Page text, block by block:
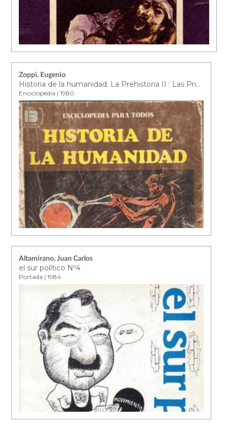
Zoppi, Eugenio
Historia de la humanidad. La Prehistoria II : Las Primeras Civilizaciones
Enciclopedia | 1980
Altamirano, Juan Carlos
el sur político Nº4
Portada | 1984